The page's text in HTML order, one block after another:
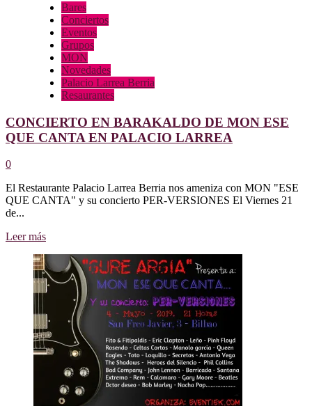
Bares
Conciertos
Eventos
Grupos
MON
Novedades
Palacio Larrea Berria
Resaurantes
CONCIERTO EN BARAKALDO DE MON ESE
QUE CANTA EN PALACIO LARREA
0
El Restaurante Palacio Larrea Berria nos ameniza con MON "ESE
QUE CANTA" y su concierto PER-VERSIONES El Viernes 21
de...
Leer másLeer
sobre
CONCIERTO
EN
BARAKALDO
DE
MON
ESE
QUE
CANTA
PALACIO
LARREA